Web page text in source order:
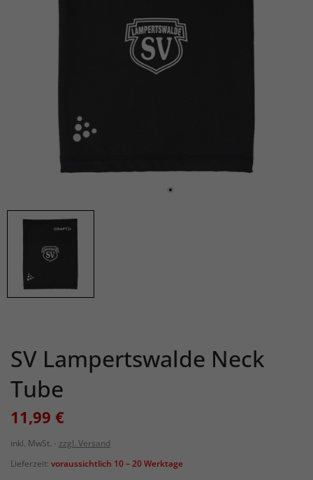
SV Lampertswalde Neck
Tube
11,99 €
inkl. MwSt.
zzgl. Versand
Lieferzeit: voraussichtlich 10 – 20 Werktage